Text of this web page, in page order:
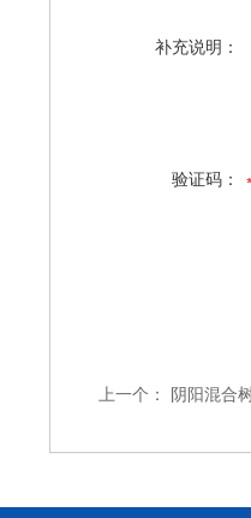
补充说明：
验证码：
上一个： 阴阳混合